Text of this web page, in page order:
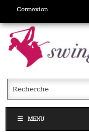
Connexion
MENU